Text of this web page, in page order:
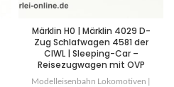
Märklin H0 | Märklin 4029 D-
Zug Schlafwagen 4581 der
CIWL | Sleeping-Car –
Reisezugwagen mit OVP
Modelleisenbahn Lokomotiven |